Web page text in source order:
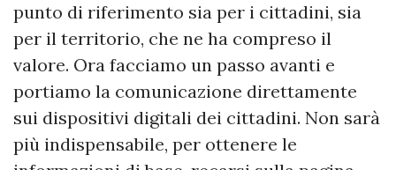
punto di riferimento sia per i cittadini, sia
per il territorio, che ne ha compreso il
valore. Ora facciamo un passo avanti e
portiamo la comunicazione direttamente
sui dispositivi digitali dei cittadini. Non sarà
più indispensabile, per ottenere le